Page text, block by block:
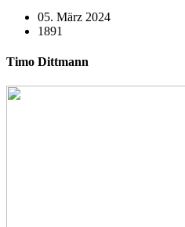
05. März 2024
1891
Timo Dittmann